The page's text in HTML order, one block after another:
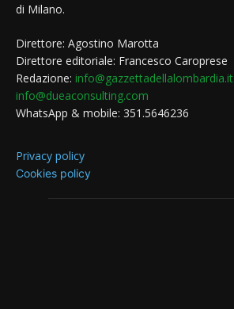
di Milano.
Direttore: Agostino Marotta
Direttore editoriale: Francesco Caroprese
Redazione: info@gazzettadellalombardia.it
info@dueaconsulting.com
WhatsApp & mobile: 351.5646236
Privacy policy
Cookies policy